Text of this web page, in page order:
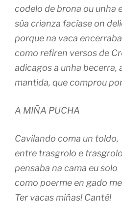
codelo de brona ou unha
súa crianza facíase on
porque na vaca
como refiren versos de
adicagos a unha becerra,
mantida, que comprou
A MIÑA PUCHA
Cavilando coma un toldo,
entre trasgrolo e trasgrolo
pensaba na cama eu solo
como poerme en gado
Ter vacas miñas! Canté!